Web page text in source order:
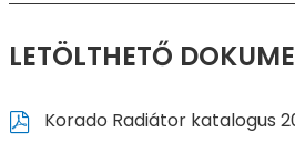
LETÖLTHETŐ
Korado Radiátor katalogus